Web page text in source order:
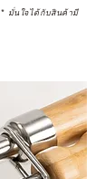
* มั่นใจได้กับสินค้ามี